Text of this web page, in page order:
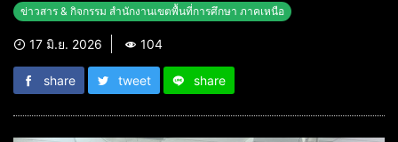
ข่าวสาร & กิจกรรม สำนักงานเขตพื้นที่การศึกษา ภาคเหนือ
17 มิ.ย. 2026 104
share tweet share